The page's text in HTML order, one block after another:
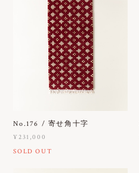
No.176 / 寄せ角十字
¥231,000
SOLD OUT